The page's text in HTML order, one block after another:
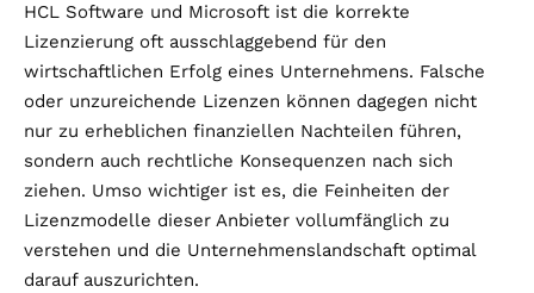
HCL Software und Microsoft ist die korrekte
Lizenzierung oft ausschlaggebend für den
wirtschaftlichen Erfolg eines Unternehmens. Falsche
oder unzureichende Lizenzen können dagegen nicht
nur zu erheblichen finanziellen Nachteilen führen,
sondern auch rechtliche Konsequenzen nach sich
ziehen. Umso wichtiger ist es, die Feinheiten der
Lizenzmodelle dieser Anbieter vollumfänglich zu
verstehen und die Unternehmenslandschaft optimal
darauf auszurichten.